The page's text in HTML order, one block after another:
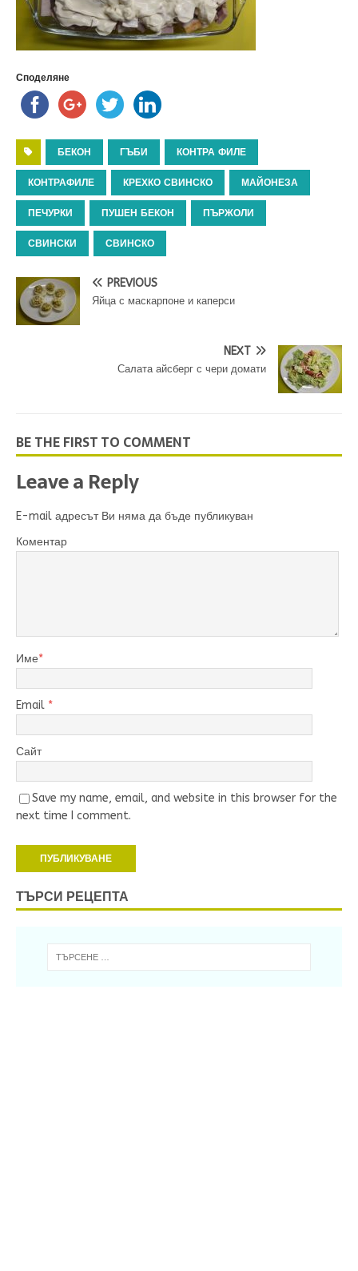
Споделяне
БЕКОН ГЪБИ КОНТРА ФИЛЕ
КОНТРАФИЛЕ КРЕХКО СВИНСКО МАЙОНЕЗА
ПЕЧУРКИ ПУШЕН БЕКОН ПЪРЖОЛИ
СВИНСКИ СВИНСКО
PREVIOUS
Яйца с маскарпоне и каперси
NEXT
Салата айсберг с чери домати
BE THE FIRST TO COMMENT
Leave a Reply
E-mail адресът Ви няма да бъде публикуван
Коментар
Име*
Email *
Сайт
Save my name, email, and website in this browser for the
next time I comment.
ТЪРСИ РЕЦЕПТА